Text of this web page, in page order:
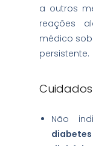
a outros
reações
médico
persistente.
Não